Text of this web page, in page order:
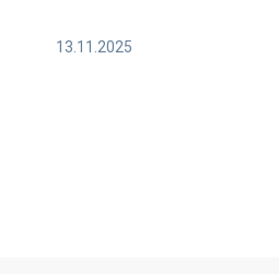
13.11.2025